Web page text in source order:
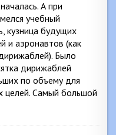
А при
учебный
кузница будущих
и аэронавтов (как
Было
дирижаблей
по объему для
целей. Самый большой